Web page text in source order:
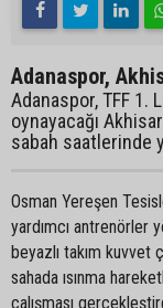
Adanaspor,
Adanaspor, TFF 1.
oynayacağı
sabah saatlerinde
Osman Yereşen
yardımcı antrenörler
beyazlı takım kuvvet
sahada ısınma
çalışması